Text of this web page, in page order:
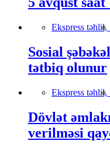
Ekspress təhlil,
Sosial
tətbiq olunur
Ekspress təhlil,
Dövlət
verilməsi